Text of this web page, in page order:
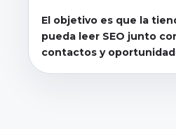
El objetivo es que la
pueda leer SEO junto
contactos y